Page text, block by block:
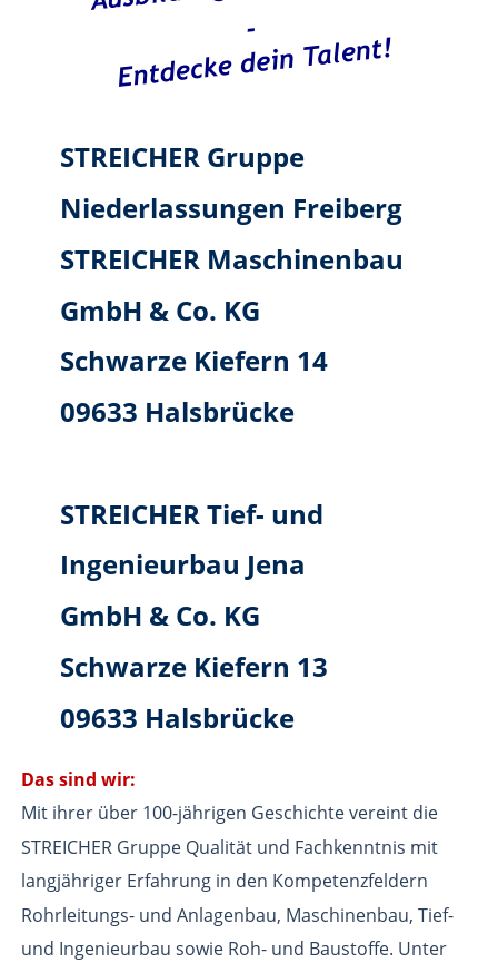
Das sind wir:
Mit ihrer über 100-jährigen Geschichte vereint die
STREICHER Gruppe Qualität und Fachkenntnis mit
langjähriger Erfahrung in den Kompetenzfeldern
Rohrleitungs- und Anlagenbau, Maschinenbau, Tief-
und Ingenieurbau sowie Roh- und Baustoffe. Unter
STREICHER Gruppe
Niederlassungen Freiberg
STREICHER Maschinenbau
GmbH & Co. KG
Schwarze Kiefern 14
09633 Halsbrücke
STREICHER Tief- und
Ingenieurbau Jena
GmbH & Co. KG
Schwarze Kiefern 13
09633 Halsbrücke